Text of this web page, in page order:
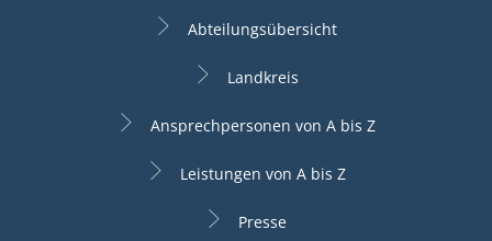
Abteilungsübersicht
Landkreis
Ansprechpersonen von A bis Z
Leistungen von A bis Z
Presse